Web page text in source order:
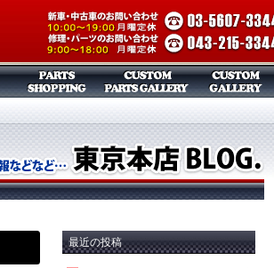
最近の投稿